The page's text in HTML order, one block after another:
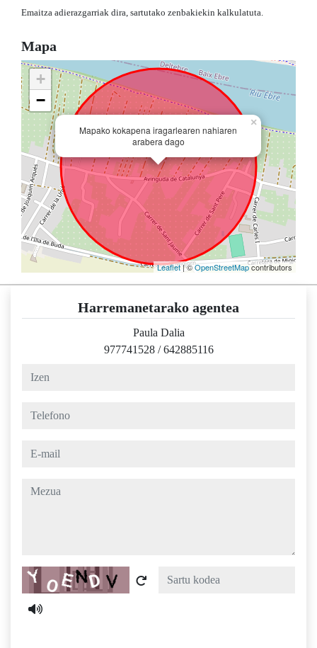
Emaitza adierazgarriak dira, sartutako zenbakiekin kalkulatuta.
Mapa
Mapako kokapena iragarlearen nahiaren
arabera dago
×
+
−
Leaflet| ©OpenStreetMapcontributors
Harremanetarako agentea
Paula Dalia
977741528 /642885116
izen
telefono
e-mail
mezua
Captcha